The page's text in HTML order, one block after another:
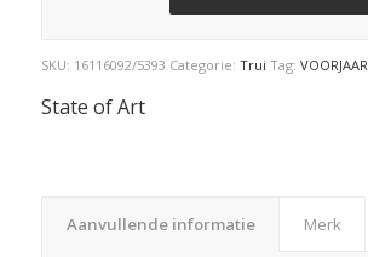
SKU: 16116092/5393 Categorie: Trui Tag: VOORJAAR
State of Art
Aanvullende informatie Merk